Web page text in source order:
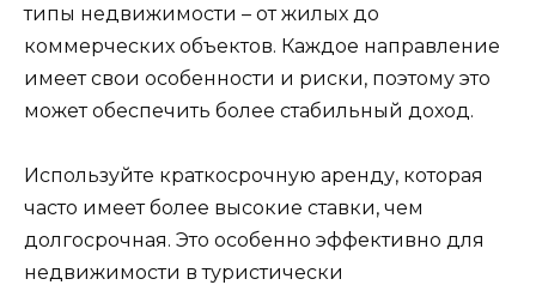
типы недвижимости – от жилых до
коммерческих объектов. Каждое направление
имеет свои особенности и риски, поэтому это
может обеспечить более стабильный доход.
Используйте краткосрочную аренду, которая
часто имеет более высокие ставки, чем
долгосрочная. Это особенно эффективно для
недвижимости в туристически